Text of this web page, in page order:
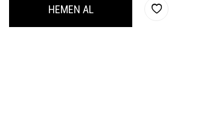
HEMEN AL